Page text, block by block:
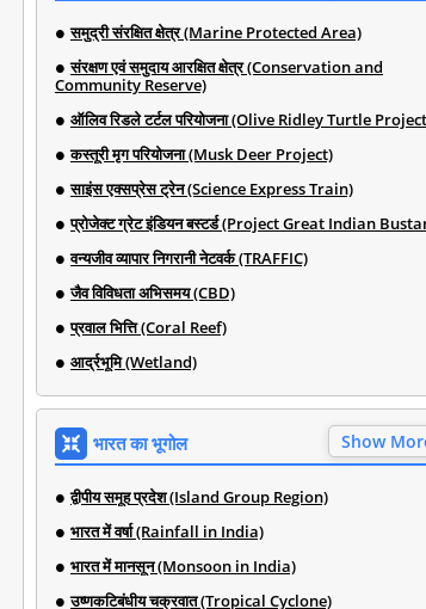
समुद्री संरक्षित क्षेत्र (Marine Protected Area)
संरक्षण एवं समुदाय आरक्षित क्षेत्र (Conservation and
Community Reserve)
ऑलिव रिडले टर्टल परियोजना (Olive Ridley Turtle
कस्तूरी मृग परियोजना (Musk Deer Project)
साइंस एक्सप्रेस ट्रेन (Science Express Train)
प्रोजेक्ट ग्रेट इंडियन बस्टर्ड (Project Great Indian
वन्यजीव व्यापार निगरानी नेटवर्क (TRAFFIC)
जैव विविधता अभिसमय (CBD)
प्रवाल भित्ति (Coral Reef)
आर्द्रभूमि (Wetland)
भारत का भूगोल Show
द्वीपीय समूह प्रदेश (Island Group Region)
भारत में वर्षा (Rainfall in India)
भारत में मानसून (Monsoon in India)
उष्णकटिबंधीय चक्रवात (Tropical Cyclone)